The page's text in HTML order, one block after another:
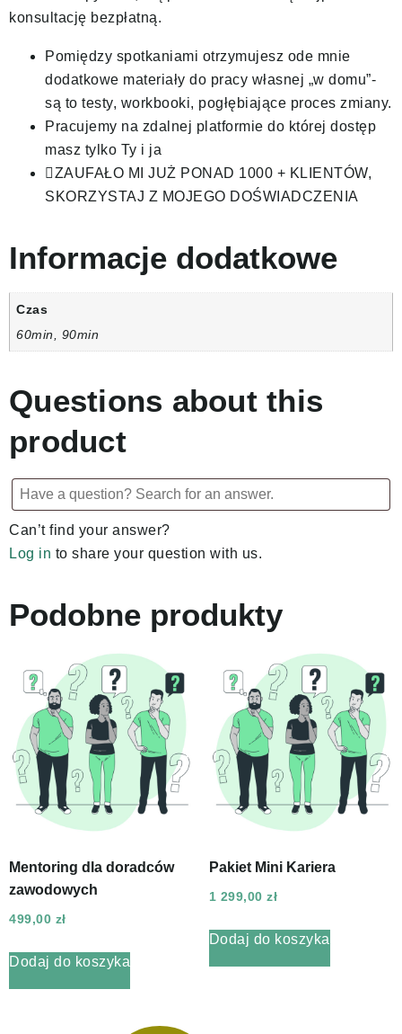
konsultację bezpłatną.
Pomiędzy spotkaniami otrzymujesz ode mnie
dodatkowe materiały do pracy własnej „w domu”-
są to testy, workbooki, pogłębiające proces zmiany.
Pracujemy na zdalnej platformie do której dostęp
masz tylko Ty i ja
ZAUFAŁO MI JUŻ PONAD 1000 + KLIENTÓW,
SKORZYSTAJ Z MOJEGO DOŚWIADCZENIA
Informacje dodatkowe
Czas
60min, 90min
Questions about this
product
Can’t find your answer?
Log in to share your question with us.
Podobne produkty
Mentoring dla doradców
zawodowych
499,00 zł
Dodaj do koszyka
Pakiet Mini Kariera
1 299,00zł
Dodaj do koszyka